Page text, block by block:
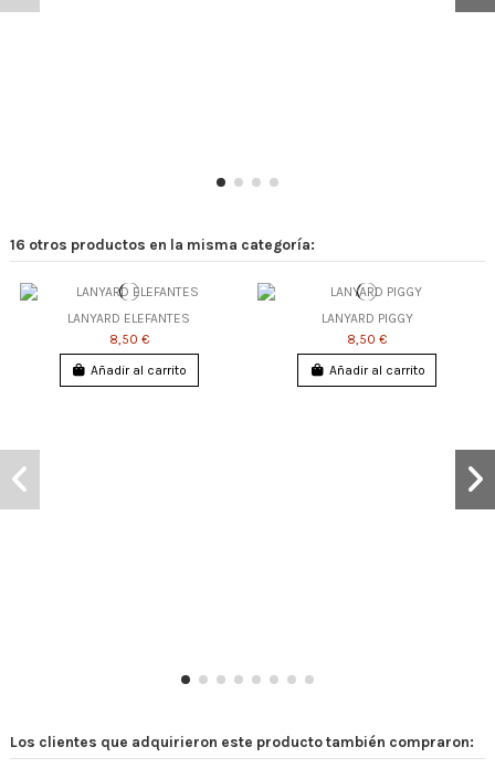
16 otros productos en la misma categoría:
LANYARD ELEFANTES
8,50 €
Añadir al carrito
LANYARD PIGGY
8,50 €
Añadir al carrito
Los clientes que adquirieron este producto también compraron: